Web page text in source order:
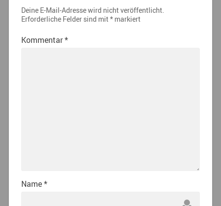
Deine E-Mail-Adresse wird nicht veröffentlicht.
Erforderliche Felder sind mit*markiert
Kommentar*
Name*